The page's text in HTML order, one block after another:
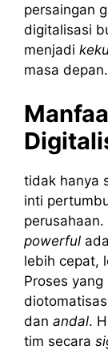
persaingan
digitalisasi
menjadi
masa depan.
tidak hanya
inti
powerful
lebih cepat,
Proses
dan andal.
tim secara